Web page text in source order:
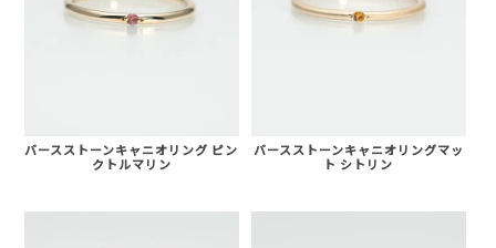
バースストーンキャニオリング ピン
クトルマリン
バースストーンキャニオリングマッ
ト シトリン